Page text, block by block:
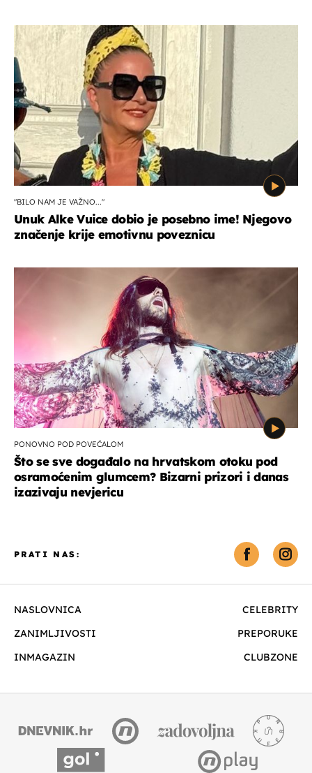
"BILO NAM JE VAŽNO..."
Unuk Alke Vuice dobio je posebno ime! Njegovo
značenje krije emotivnu poveznicu
PONOVNO POD POVEĆALOM
Što se sve događalo na hrvatskom otoku pod
osramoćenim glumcem? Bizarni prizori i danas
izazivaju nevjericu
NASLOVNICA
CELEBRITY
ZANIMLJIVOSTI
PREPORUKE
INMAGAZIN
CLUBZONE
PRATI NAS: